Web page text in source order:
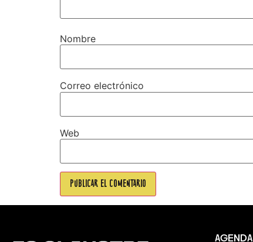
Nombre
Correo electrónico
Web
AGENDA